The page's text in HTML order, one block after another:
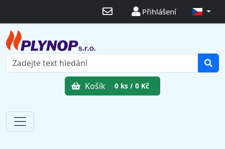
Přihlášení
Košík 0 ks / 0 Kč